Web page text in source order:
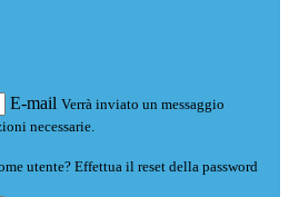
E-mail Verrà inviato un messaggio
necessarie.
utente? Effettua il reset della password